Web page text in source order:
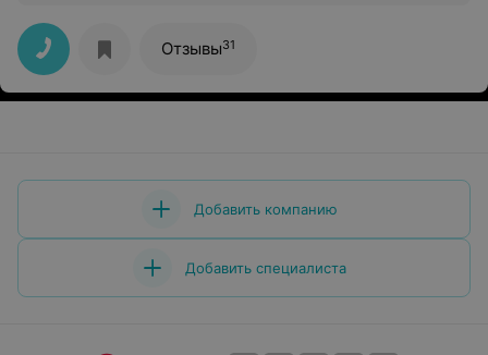
Отзывы31
Добавить компанию
Добавить специалиста